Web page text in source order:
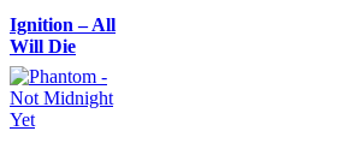
Ignition – All
Will Die